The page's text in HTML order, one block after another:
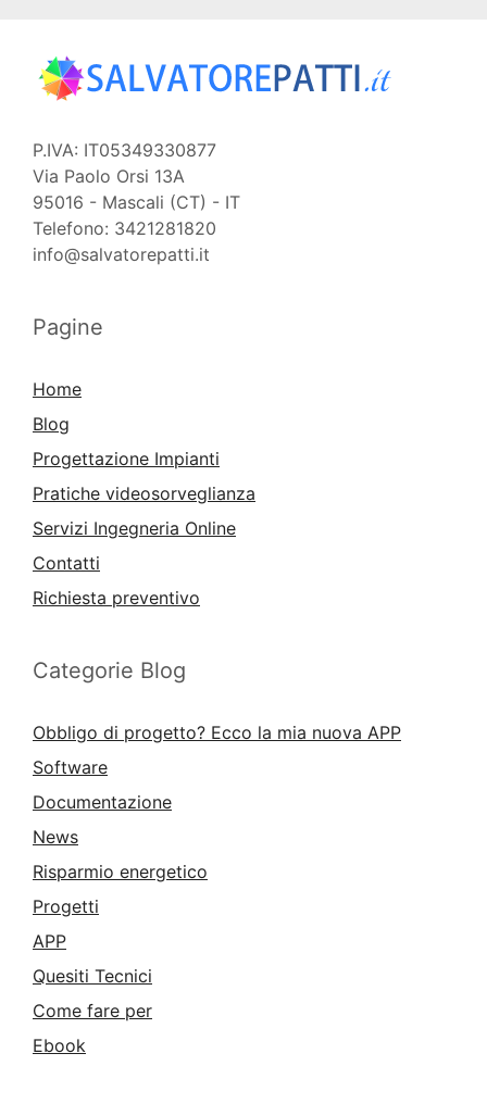
P.IVA: IT05349330877
Via Paolo Orsi 13A
95016 - Mascali (CT) - IT
Telefono: 3421281820
info@salvatorepatti.it
Pagine
Home
Blog
Progettazione Impianti
Pratiche videosorveglianza
Servizi Ingegneria Online
Contatti
Richiesta preventivo
Categorie Blog
Obbligo di progetto? Ecco la mia nuova APP
Software
Documentazione
News
Risparmio energetico
Progetti
APP
Quesiti Tecnici
Come fare per
Ebook